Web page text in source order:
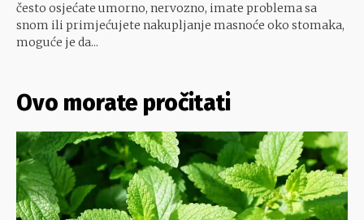
često osjećate umorno, nervozno, imate problema sa
snom ili primjećujete nakupljanje masnoće oko stomaka,
moguće je da...
Ovo morate pročitati